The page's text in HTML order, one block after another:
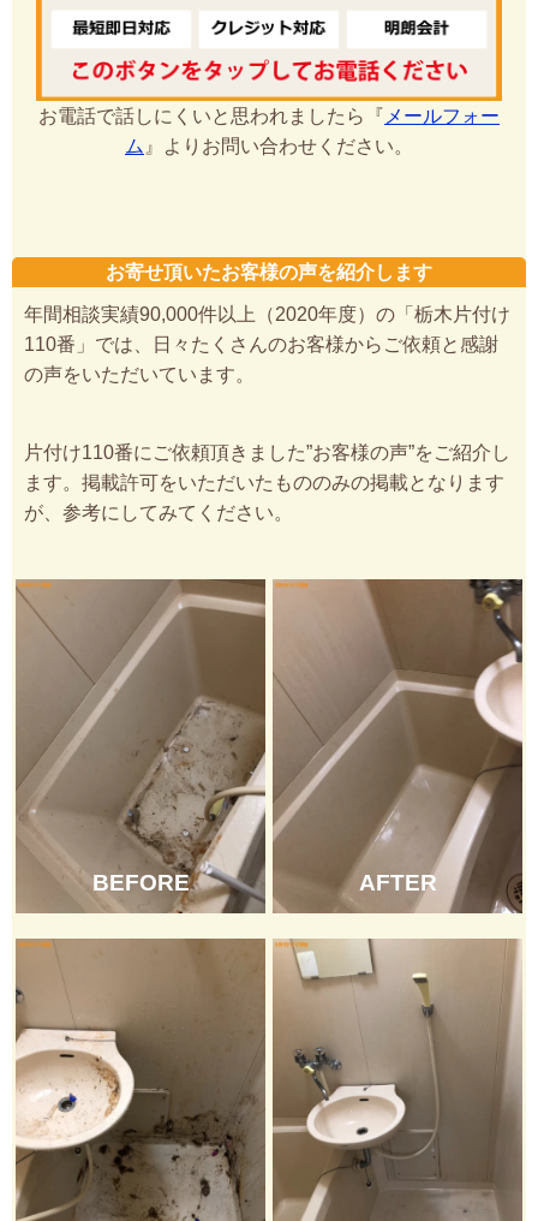
お電話で話しにくいと思われましたら『 メールフォー
ム 』よりお問い合わせください。
お寄せ頂いたお客様の声を紹介します
年間相談実績90,000件以上（2020年度）の「栃木片付け
110番」では、日々たくさんのお客様からご依頼と感謝
の声をいただいています。
片付け110番にご依頼頂きました”お客様の声”をご紹介し
ます。掲載許可をいただいたもののみの掲載となります
が、参考にしてみてください。
BEFORE AFTER